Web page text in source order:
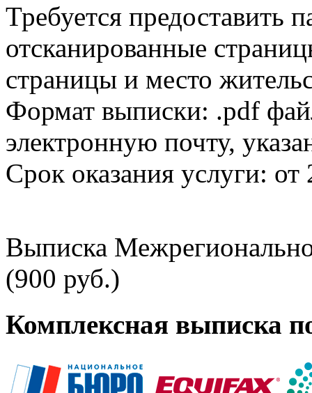
Требуется предоставить
отсканированные
страницы и место
Формат выписки: .pdf
электронную почту,
Срок оказания услуги: от
Выписка
(900 руб.)
Комплексная выписка